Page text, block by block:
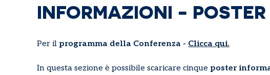
INFORMAZIONI -
Per il programma della Conferenza - Clicca qui.
In questa sezione è possibile scaricare cinque poster